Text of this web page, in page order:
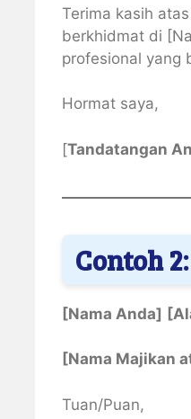
Terima kasih
berkhidmat di
profesional yang
Hormat saya,
[Tandatangan
Contoh
[Nama Anda]
[Nama Majikan
Tuan/Puan,